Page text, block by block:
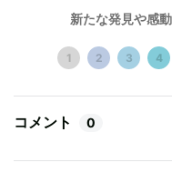
新たな発見や感
1 2 3 4
コメント 0